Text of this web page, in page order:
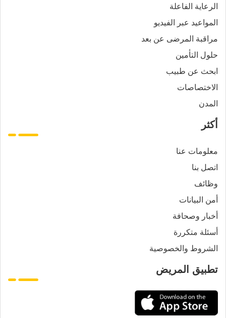
الرعاية الفاعلة
المواعيد عبر الفيديو
مراقبة المرضى عن بعد
حلول التأمين
ابحث عن طبيب
الاختصاصات
المدن
أكثر
معلومات عنا
اتصل بنا
وظائف
أمن البيانات
أخبار وصحافة
أسئلة متكررة
الشروط والخصوصية
تطبيق المريض